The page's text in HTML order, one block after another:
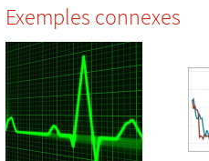
Exemples connexes